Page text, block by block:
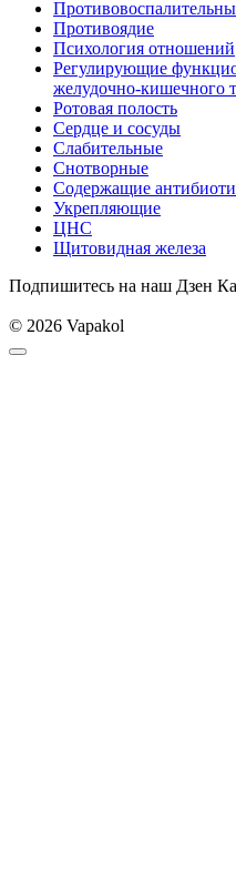
Противоядие
Психология отношений
Регулирующие
желудочно-кишечного
Ротовая полость
Сердце и сосуды
Слабительные
Снотворные
Содержащие
Укрепляющие
ЦНС
Щитовидная железа
Подпишитесь на наш Дзен
© 2026 Vapakol